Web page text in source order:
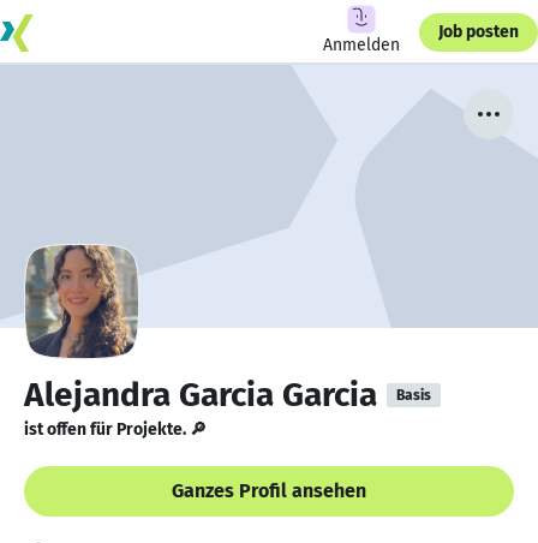
Anmelden
Job posten
Alejandra Garcia Garcia Basis
ist offen für Projekte. 🔎
Ganzes Profil ansehen